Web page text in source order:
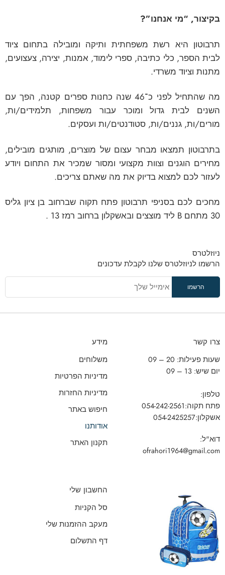
בקיצור, “מי אנחנו”?
תרבוטון היא רשת משפחתית ותיקה ומובילה בתחום ציוד
לבית הספר, כלי כתיבה, ספרי לימוד, אמנות, יצירה, צעצועים,
מתנות וציוד משרדי.
מה שהתחיל לפני כ־46 שנה כחנות ספרים קטנה, הפך עם
השנים לבית גדול ומוכר עבור משפחות, תלמידים/ות,
מורים/ות, גננים/ות, סטודנטים/ות ועסקים.
בתרבוטון תמצאו מבחר עצום של מוצרים, מותגים מובילים,
מחירים הוגנים וצוות מקצועי ומסור שמכיר את התחום ויודע
לעזור לכם למצוא בדיוק את מה שאתם צריכים.
מחכים לכם בסניפי תרבוטון פתח תקוה שברחוב בן ציון גליס
30 מתחם B ליד מוצצים ובאשקלון ברחוב רמז 13 .
ניוזלטרס
הרשמו לניוזלטרס שלנו לקבלת עדכונים
צרו קשר
שעות פעילות: 20 – 09
יום שיש: 13 – 09
טלפון:
פתח תקוה:054-242-2561
אשקלון:054-2425257
דוא"ל:
ofrahori1964@gmail.com
מידע
משלוחים
מדיניות הפרטיות
מדיניות החזרות
חיפוש באתר
אודותנו
תקנון האתר
החשבון שלי
סל הקניות
מעקב ההזמנות שלי
דף התשלום